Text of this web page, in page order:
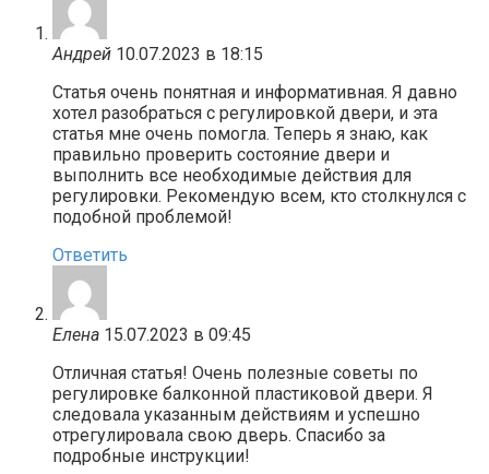
Андрей 10.07.2023 в 18:15
Статья очень понятная и информативная. Я давно
хотел разобраться с регулировкой двери, и эта
статья мне очень помогла. Теперь я знаю, как
правильно проверить состояние двери и
выполнить все необходимые действия для
регулировки. Рекомендую всем, кто столкнулся с
подобной проблемой!
Ответить
Елена 15.07.2023 в 09:45
Отличная статья! Очень полезные советы по
регулировке балконной пластиковой двери. Я
следовала указанным действиям и успешно
отрегулировала свою дверь. Спасибо за
подробные инструкции!